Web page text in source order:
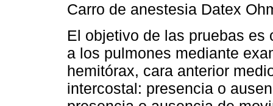
Carro de anestesia Datex
El objetivo de las pruebas es
a los pulmones mediante
hemitórax, cara anterior
intercostal: presencia o